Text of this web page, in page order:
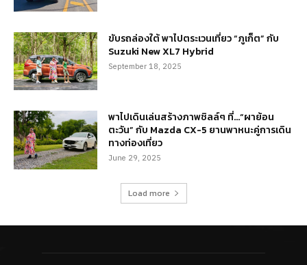
ขับรถล่องใต้ พาไปตระเวนเที่ยว “ภูเก็ต” กับ
Suzuki New XL7 Hybrid
September 18, 2025
พาไปเดินเล่นสร้างภาพชิลล์ๆ ที่…“ผาย้อน
ตะวัน” กับ Mazda CX-5 ยานพาหนะคู่การเดิน
ทางท่องเที่ยว
June 29, 2025
Load more